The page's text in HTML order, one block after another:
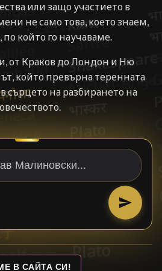
или защо участието в
не само това, което знаем,
който го научаваме.
от Краков до Лондон и Ню
който превърна теренната
сърцето на разбирането на
В САЙТА СИ!